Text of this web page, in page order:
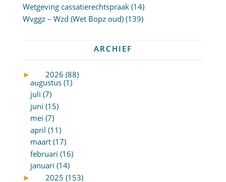
Wetgeving cassatierechtspraak(14)
Wvggz – Wzd (Wet Bopz oud)(139)
ARCHIEF
►
2026 (88)
augustus (1)
juli (7)
juni (15)
mei (7)
april (11)
maart (17)
februari (16)
januari (14)
►
2025 (153)